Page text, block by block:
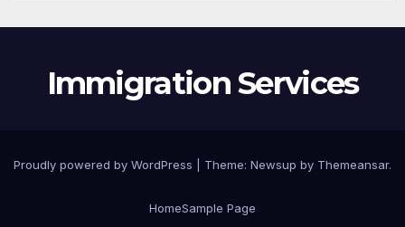
Immigration Services
Proudly powered by WordPress Theme: Newsup by Themeansar.
HomeSample Page